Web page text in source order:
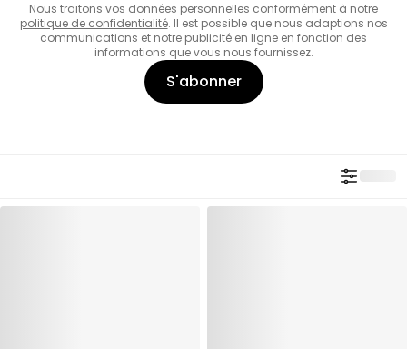
Nous traitons vos données personnelles conformément à notre
politique de confidentialité. Il est possible que nous adaptions nos
communications et notre publicité en ligne en fonction des
informations que vous nous fournissez.
S'abonner